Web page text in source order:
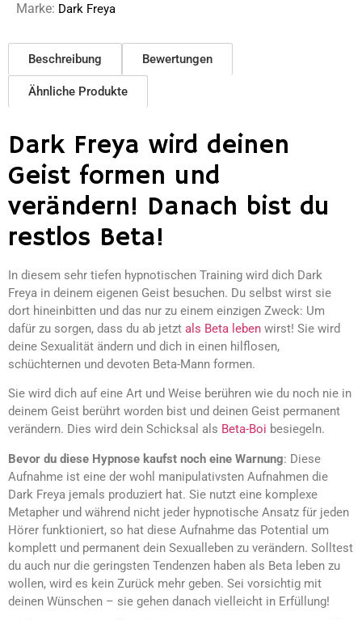
Marke: Dark Freya
Beschreibung Bewertungen
Ähnliche Produkte
Dark Freya wird deinen
Geist formen und
verändern! Danach bist du
restlos Beta!
In diesem sehr tiefen hypnotischen Training wird dich Dark
Freya in deinem eigenen Geist besuchen. Du selbst wirst sie
dort hineinbitten und das nur zu einem einzigen Zweck: Um
dafür zu sorgen, dass du ab jetzt als Beta leben wirst! Sie wird
deine Sexualität ändern und dich in einen hilflosen,
schüchternen und devoten Beta-Mann formen.
Sie wird dich auf eine Art und Weise berühren wie du noch nie in
deinem Geist berührt worden bist und deinen Geist permanent
verändern. Dies wird dein Schicksal als Beta-Boi besiegeln.
Bevor du diese Hypnose kaufst noch eine Warnung: Diese
Aufnahme ist eine der wohl manipulativsten Aufnahmen die
Dark Freya jemals produziert hat. Sie nutzt eine komplexe
Metapher und während nicht jeder hypnotische Ansatz für jeden
Hörer funktioniert, so hat diese Aufnahme das Potential um
komplett und permanent dein Sexualleben zu verändern. Solltest
du auch nur die geringsten Tendenzen haben als Beta leben zu
wollen, wird es kein Zurück mehr geben. Sei vorsichtig mit
deinen Wünschen – sie gehen danach vielleicht in Erfüllung!